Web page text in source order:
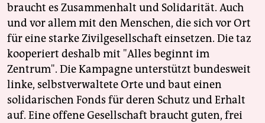
braucht es Zusammenhalt und Solidarität. Auch
und vor allem mit den Menschen, die sich vor Ort
für eine starke Zivilgesellschaft einsetzen. Die taz
kooperiert deshalb mit "Alles beginnt im
Zentrum". Die Kampagne unterstützt bundesweit
linke, selbstverwaltete Orte und baut einen
solidarischen Fonds für deren Schutz und Erhalt
auf. Eine offene Gesellschaft braucht guten, frei